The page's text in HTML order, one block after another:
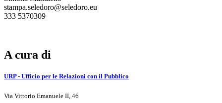
stampa.seledoro@seledoro.eu
333 5370309
A cura di
URP - Ufficio per le Relazioni con il Pubblico
Via Vittorio Emanuele II, 46